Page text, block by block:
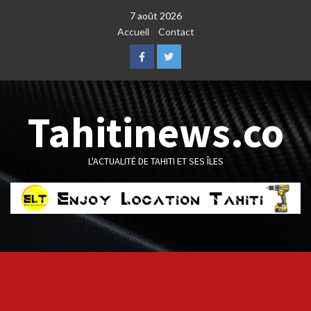
7 août 2026
Accueil
Contact
FacebookTwitter
Tahitinews.co
L'ACTUALITÉ DE TAHITI ET SES ÎLES